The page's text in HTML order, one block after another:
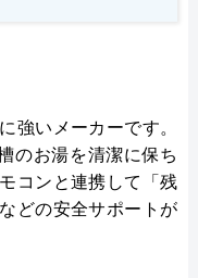
強いメーカーです。
のお湯を清潔に保ち
コンと連携して「残
どの安全サポートが